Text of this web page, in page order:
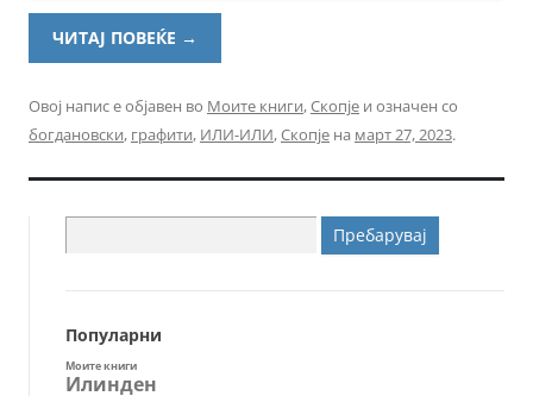
ЧИТАЈ ПОВЕЌЕ →
Овој напис е објавен во Моите книги,Скопје и означен со
богдановски, графити, ИЛИ-ИЛИ,Скопје на март 27, 2023.
за:
Популарни